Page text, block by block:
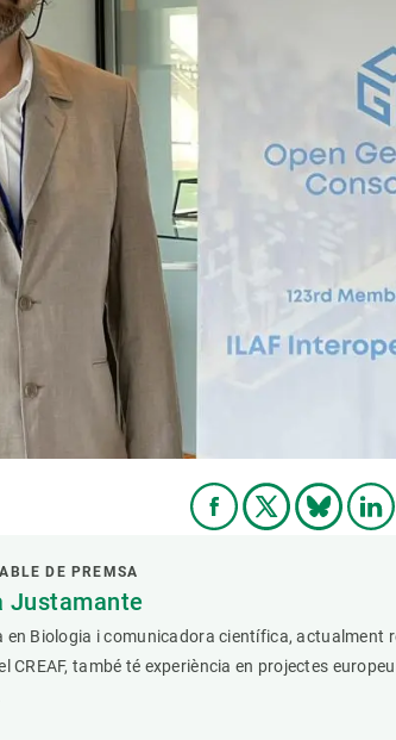
DE PREMSA
Justamante
en Biologia i comunicadora científica, actualment
CREAF, també té experiència en projectes